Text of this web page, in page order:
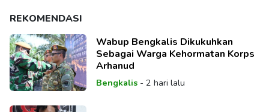
REKOMENDASI
Wabup Bengkalis Dikukuhkan
Sebagai Warga Kehormatan Korps
Arhanud
Bengkalis- 2 hari lalu